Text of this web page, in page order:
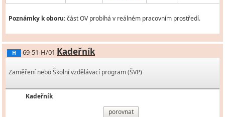
Poznámky k oboru:část OV probíhá v reálném pracovním prostředí.
H 69-51-H/01 Kadeřník
Zaměření nebo Školní vzdělávací program (ŠVP)
Kadeřník
porovnat